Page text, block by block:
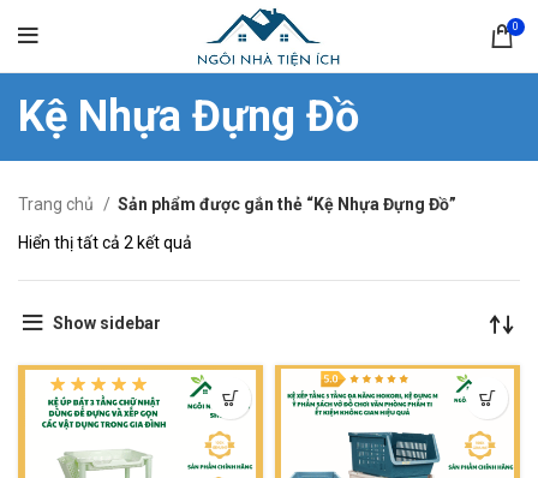
0
Kệ Nhựa Đựng Đồ
Trang chủ
Sản phẩm được gắn thẻ “Kệ Nhựa Đựng Đồ”
Hiển thị tất cả 2 kết quả
Show sidebar